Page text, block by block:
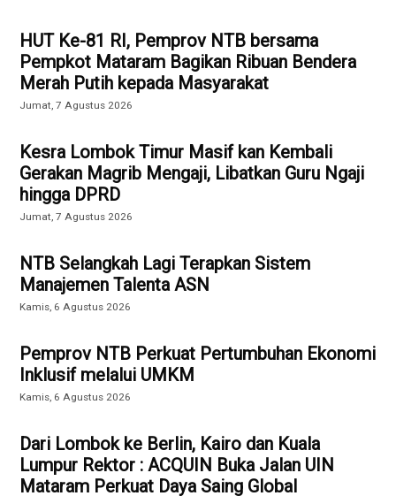
HUT Ke-81 RI, Pemprov NTB bersama
Pempkot Mataram Bagikan Ribuan Bendera
Merah Putih kepada Masyarakat
Jumat, 7 Agustus 2026
Kesra Lombok Timur Masif kan Kembali
Gerakan Magrib Mengaji, Libatkan Guru Ngaji
hingga DPRD
Jumat, 7 Agustus 2026
NTB Selangkah Lagi Terapkan Sistem
Manajemen Talenta ASN
Kamis, 6 Agustus 2026
Pemprov NTB Perkuat Pertumbuhan Ekonomi
Inklusif melalui UMKM
Kamis, 6 Agustus 2026
Dari Lombok ke Berlin, Kairo dan Kuala
Lumpur Rektor : ACQUIN Buka Jalan UIN
Mataram Perkuat Daya Saing Global